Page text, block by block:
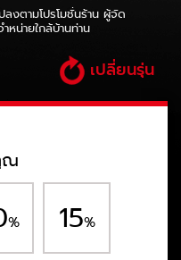
งตามโปรโมชั่นร้าน ผู้จัด
หน่ายใกล้บ้านท่าน
เปลี่ยนรุ่น
ณ
% 15%